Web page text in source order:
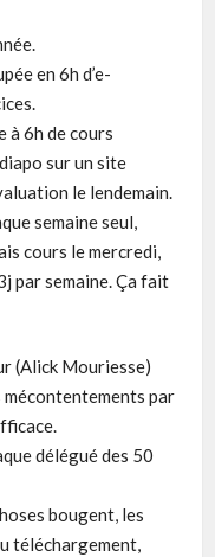
en 6h d’e-
à 6h de cours
sur un site
le lendemain.
semaine seul,
cours le mercredi,
par semaine. Ça fait
(Alick Mouriesse)
par
délégué des 50
bougent, les
téléchargement,